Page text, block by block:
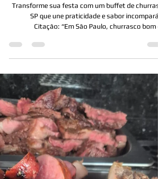
13 de ago. de
Qualidade e Sabor em
Transforme sua festa com um buffet de
SP que une praticidade e sabor
Citação: “Em São Paulo, churrasco bom